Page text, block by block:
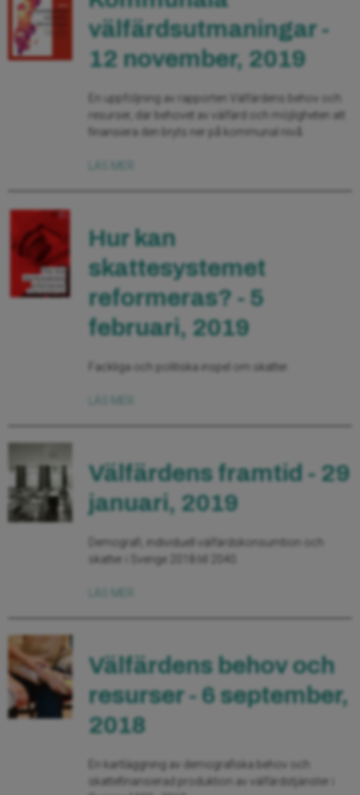
välfärdsutmaningar -
12 november, 2019
En uppföljning av rapporten Välfärdens behov och
resurser, där behovet av välfärd och möjligheten att
finansiera den bryts ner på kommunal nivå.
Hur kan
skattesystemet
reformeras? - 5
februari, 2019
Fackliga och politiska inspel om skatter.
Välfärdens framtid - 29
januari, 2019
Demografi, individuell välfärdskonsumtion och
skatter i Sverige 2018 till 2040.
Välfärdens behov och
resurser - 6 september,
2018
En kartläggning av demografiska behov och
skattefinansierad produktion av välfärdstjänster i